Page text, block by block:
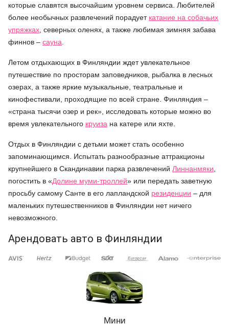
которые славятся высочайшим уровнем сервиса. Любителей
более необычных развлечений порадует катание на собачьих
упряжках , северных оленях, а также любимая зимняя забава
финнов – сауна
Летом отдыхающих в Финляндии ждет увлекательное
путешествие по просторам заповедников, рыбалка в лесных
озерах, а также яркие музыкальные, театральные и
кинофестивали, проходящие по всей стране. Финляндия –
«страна тысячи озер и рек», исследовать которые можно во
время увлекательного круиза на катере или яхте.
Отдых в Финляндии с детьми может стать особенно
запоминающимся. Испытать разнообразные аттракционы
крупнейшего в Скандинавии парка развлечений Линнанмяки
погостить в «Долине муми-троллей» или передать заветную
просьбу самому Санте в его лапландской резиденции – для
маленьких путешественников в Финляндии нет ничего
невозможного.
Арендовать авто в Финляндии
Мини